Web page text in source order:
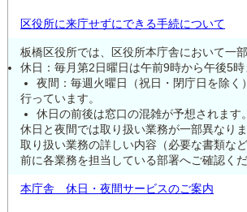
区役所に来庁せずにできる手続について
板橋区役所では、区役所本庁舎において一
休日：毎月第2日曜日は午前9時から午後5時
夜間：毎週火曜日（祝日・閉庁日を除く
行っています。
休日の前後は窓口の混雑が予想されます。
休日と夜間では取り扱い業務が一部異なりま
取り扱い業務の詳しい内容（必要な書類な
前に各業務を担当している部署へご確認くだ
本庁舎 休日・夜間サービスのご案内